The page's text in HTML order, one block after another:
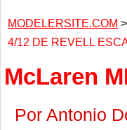
MODELERSITE.COM >
4/12 DE REVELL
McLaren
Por Antonio